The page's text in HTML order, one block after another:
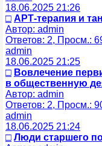
18.06.2025 21:26
□ АРТ-терапия и
Автор: admin
Ответов: 2, Просм.:
admin
18.06.2025 21:25
□ Вовлечение
в общественную
Автор: admin
Ответов: 2, Просм.:
admin
18.06.2025 21:24
□ Люди старшего